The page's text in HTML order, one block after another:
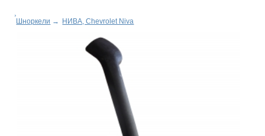
Шноркели → НИВА, Chevrolet Niva